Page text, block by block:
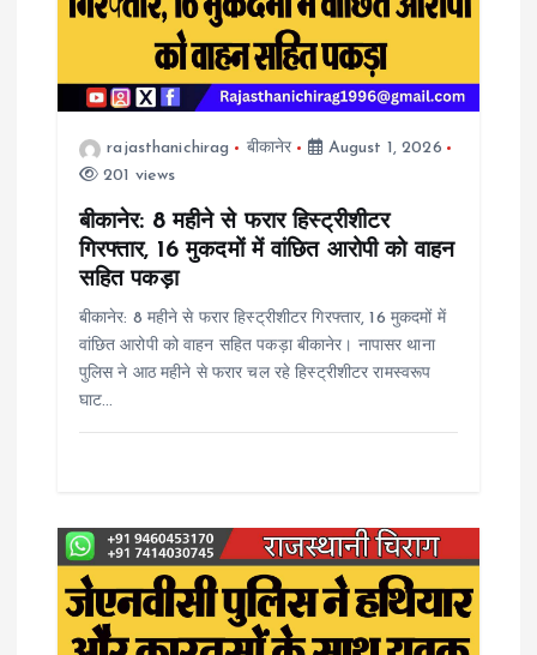
t
rajasthanichirag बीकानेर
August 1, 2026
201 views
बीकानेर: 8 महीने से फरार हिस्ट्रीशीटर
गिरफ्तार, 16 मुकदमों में वांछित आरोपी को वाहन
सहित पकड़ा
बीकानेर: 8 महीने से फरार हिस्ट्रीशीटर गिरफ्तार, 16 मुकदमों में
वांछित आरोपी को वाहन सहित पकड़ा बीकानेर। नापासर थाना
पुलिस ने आठ महीने से फरार चल रहे हिस्ट्रीशीटर रामस्वरूप
घाट…